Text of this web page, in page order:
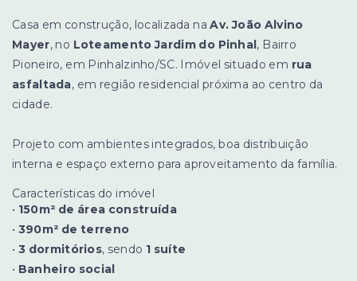
Casa em construção, localizada naAv. João Alvino
Mayer, no Loteamento Jardim do Pinhal, Bairro
Pioneiro, em Pinhalzinho/SC. Imóvel situado em rua
asfaltada, em região residencial próxima ao centro da
cidade.
Projeto com ambientes integrados, boa distribuição
interna e espaço externo para aproveitamento da família.
Características do imóvel
• 150m² de área construída
• 390m² de terreno
• 3 dormitórios, sendo 1 suíte
• Banheiro social